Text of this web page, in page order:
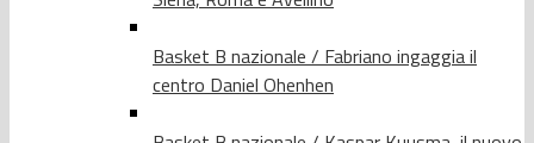
Basket B nazionale / Fabriano ingaggia il
centro Daniel Ohenhen